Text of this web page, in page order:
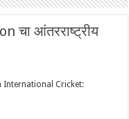
चा आंतरराष्ट्रीय
International Cricket: